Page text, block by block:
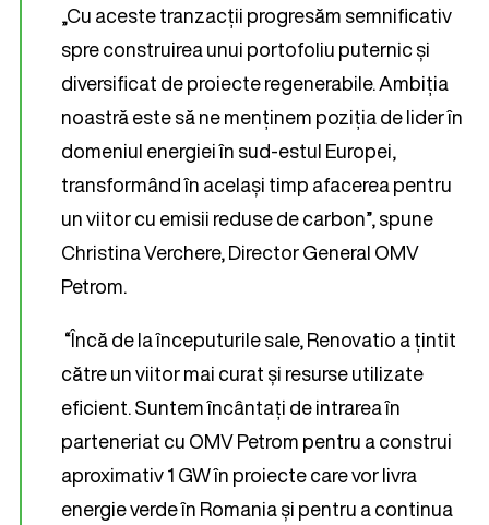
„Cu aceste tranzacții progresăm semnificativ
spre construirea unui portofoliu puternic și
diversificat de proiecte regenerabile. Ambiția
noastră este să ne menținem poziția de lider în
domeniul energiei în sud-estul Europei,
transformând în același timp afacerea pentru
un viitor cu emisii reduse de carbon”, spune
Christina Verchere, Director General OMV
Petrom.
“Încă de la începuturile sale, Renovatio a țintit
către un viitor mai curat și resurse utilizate
eficient. Suntem încântați de intrarea în
parteneriat cu OMV Petrom pentru a construi
aproximativ 1 GW în proiecte care vor livra
energie verde în Romania și pentru a continua